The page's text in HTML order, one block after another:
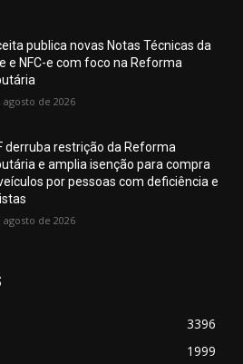
publica novas Notas Técnicas da
e NFC-e com foco na Reforma
agosto de 2026
derruba restrição da Reforma
e amplia isenção para compra
por pessoas com deficiência e
agosto de 2026
3396
1999